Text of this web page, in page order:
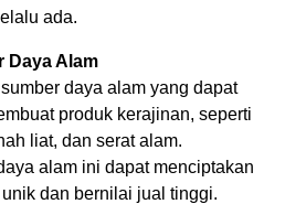
ada.
Daya Alam
daya alam yang dapat
produk kerajinan, seperti
liat, dan serat alam.
alam ini dapat menciptakan
dan bernilai jual tinggi.